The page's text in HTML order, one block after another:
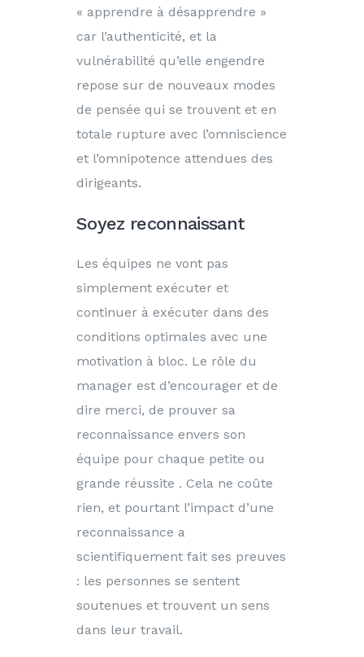
« apprendre à désapprendre »
car l’authenticité, et la
vulnérabilité qu’elle engendre
repose sur de nouveaux modes
de pensée qui se trouvent et en
totale rupture avec l’omniscience
et l’omnipotence attendues des
dirigeants.
Soyez reconnaissant
Les équipes ne vont pas
simplement exécuter et
continuer à exécuter dans des
conditions optimales avec une
motivation à bloc. Le rôle du
manager est d’encourager et de
dire merci, de prouver sa
reconnaissance envers son
équipe pour chaque petite ou
grande réussite . Cela ne coûte
rien, et pourtant l’impact d’une
reconnaissance a
scientifiquement fait ses preuves
: les personnes se sentent
soutenues et trouvent un sens
dans leur travail.